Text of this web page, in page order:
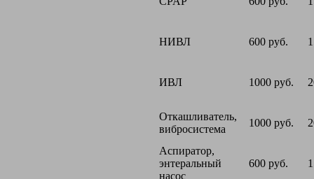
НИВЛ 600 руб.
ИВЛ 1000 руб.
Откашливатель,
вибросистема
1000 руб.
Аспиратор,
энтеральный
насос
600 руб.